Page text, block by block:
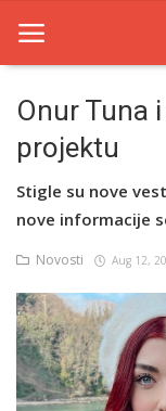
Home
Novosti
Filmovi
Glumci
Contact
Onur Tuna
projektu
Stigle su nove
nove informacije
Novosti Aug 12,